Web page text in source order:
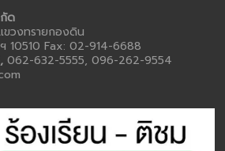
ด
วงทรายกองดิน
10510 Fax: 02-914-6688
062-632-5555, 096-262-9554